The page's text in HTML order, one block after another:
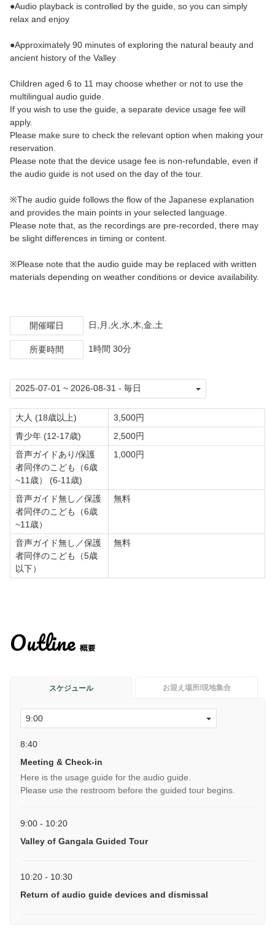
●Audio playback is controlled by the guide, so you can simply
relax and enjoy
●Approximately 90 minutes of exploring the natural beauty and
ancient history of the Valley
Children aged 6 to 11 may choose whether or not to use the
multilingual audio guide.
If you wish to use the guide, a separate device usage fee will
apply.
Please make sure to check the relevant option when making your
reservation.
Please note that the device usage fee is non-refundable, even if
the audio guide is not used on the day of the tour.
※The audio guide follows the flow of the Japanese explanation
and provides the main points in your selected language.
Please note that, as the recordings are pre-recorded, there may
be slight differences in timing or content.
※Please note that the audio guide may be replaced with written
materials depending on weather conditions or device availability.
開催曜日 日,月,火,水,木,金,土
所要時間 1時間 30分
大人 (18歳以上)
3,500円
青少年 (12-17歳)
2,500円
音声ガイドあり/保護
者同伴のこども（6歳
~11歳） (6-11歳)
1,000円
音声ガイド無し／保護
者同伴のこども（6歳
~11歳）
無料
音声ガイド無し／保護
者同伴のこども（5歳
以下）
無料
Outline 概要
スケジュール お迎え場所/現地集合
8:40
Meeting & Check-in
Here is the usage guide for the audio guide.
Please use the restroom before the guided tour begins.
9:00 - 10:20
Valley of Gangala Guided Tour
10:20 - 10:30
Return of audio guide devices and dismissal